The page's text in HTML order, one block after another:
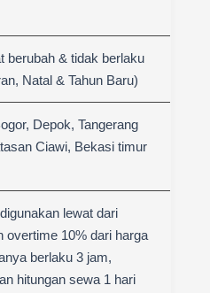
berubah & tidak berlaku
Natal & Tahun Baru)
Depok, Tangerang
Ciawi, Bekasi timur
lewat dari
overtime 10% dari harga
berlaku 3 jam,
hitungan sewa 1 hari